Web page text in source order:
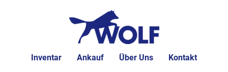
Inventar Ankauf Über Uns Kontakt